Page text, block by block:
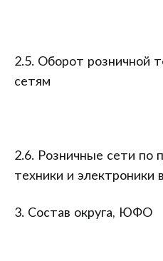
2.5. Оборот розничной
сетям
2.6. Розничные сети по
техники и электроники
3. Состав округа, ЮФО